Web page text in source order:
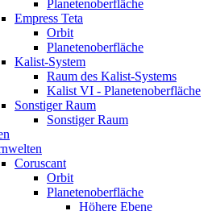
Planetenoberfläche
Empress Teta
Orbit
Planetenoberfläche
Kalist-System
Raum des Kalist-Systems
Kalist VI - Planetenoberfläche
Sonstiger Raum
Sonstiger Raum
Coruscant
Orbit
Planetenoberfläche
Höhere Ebene